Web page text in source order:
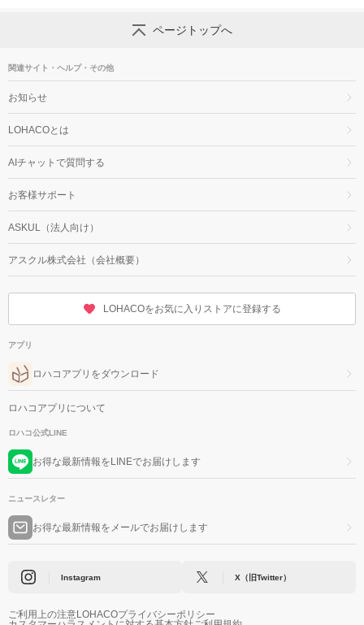
ページトップへ
関連サイト・ヘルプ・その他
お知らせ
LOHACOとは
AIチャットで質問する
お客様サポート
ASKUL（法人向け）
アスクル株式会社（会社概要）
LOHACOをお気に入りストアに登録する
アプリ
ロハコアプリをダウンロード
ロハコアプリについて
ロハコ公式LINE
お得な最新情報をLINEでお届けします
ニュースレター
お得な最新情報をメールでお届けします
Instagram X（旧Twitter）
ご利用上の注意LOHACOプライバシーポリシー